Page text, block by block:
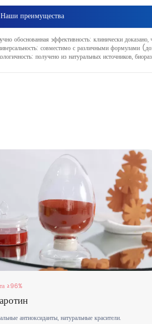
Наши преимущества
обоснованная эффективность: клинически
совместимо с различными формулами
получено из натуральных источников,
≥96%
антиоксиданты, натуральные красители.